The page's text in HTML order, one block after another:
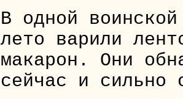
В одной
лето варили
макарон. Они
сейчас и сильно